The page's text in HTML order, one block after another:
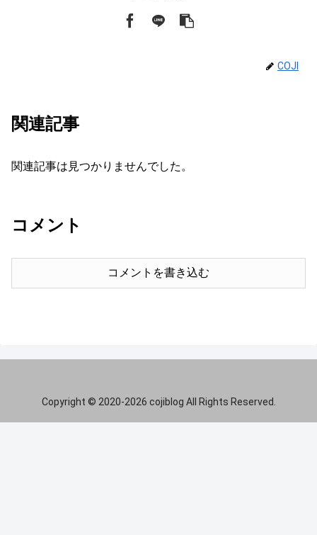
COJI
関連記事
関連記事は見つかりませんでした。
コメント
コメントを書き込む
Copyright © 2020-2026 cojiblog All Rights Reserved.